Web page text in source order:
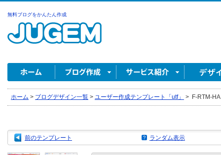
無料ブログをかんたん作成
ホーム > ブログデザイン一覧 > ユーザー作成テンプレート「utf」 > F-RTM-
前のテンプレート ランダム表示